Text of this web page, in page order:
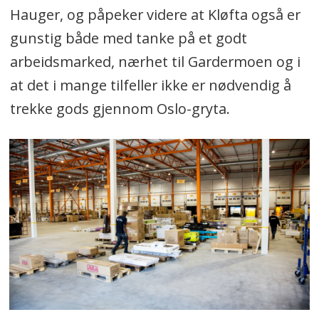
Hauger, og påpeker videre at Kløfta også er
gunstig både med tanke på et godt
arbeidsmarked, nærhet til Gardermoen og i
at det i mange tilfeller ikke er nødvendig å
trekke gods gjennom Oslo-gryta.